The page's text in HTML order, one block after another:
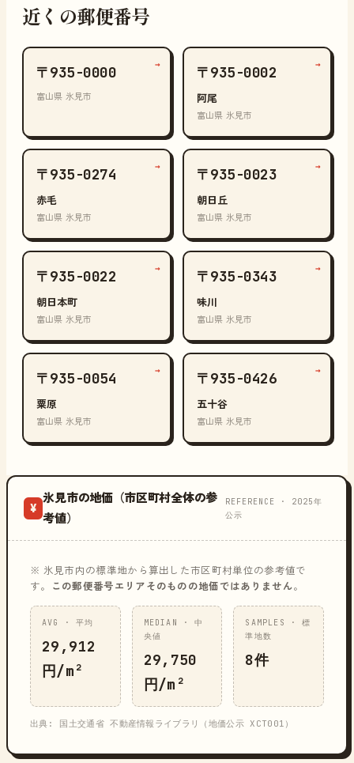
近くの郵便番号
〒935-0000
富山県 氷見市
→ 〒935-0002
阿尾
富山県 氷見市
→
〒935-0274
赤毛
富山県 氷見市
→ 〒935-0023
朝日丘
富山県 氷見市
→
〒935-0022
朝日本町
富山県 氷見市
→ 〒935-0343
味川
富山県 氷見市
→
〒935-0054
粟原
富山県 氷見市
→ 〒935-0426
五十谷
富山県 氷見市
→
¥
氷見市の地価（市区町村全体の参
考値）
REFERENCE · 2025年
公示
※ 氷見市内の標準地から算出した市区町村単位の参考値で
す。
この郵便番号エリアそのものの地価ではありません。
AVG · 平均
29,912
円/m²
MEDIAN · 中
央値
29,750
円/m²
SAMPLES · 標
準地数
8件
出典: 国土交通省 不動産情報ライブラリ（地価公示 XCT001）